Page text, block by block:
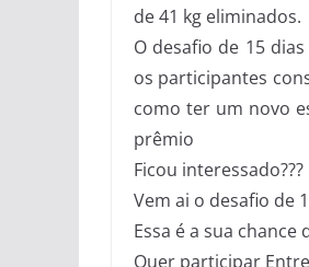
de 41 kg eliminados.
O desafio de 15
os participantes
como ter um novo
prêmio
Ficou interessado???
Vem ai o desafio de
Essa é a sua
Quer participar